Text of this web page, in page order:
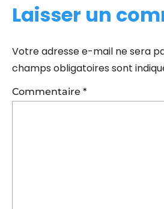
Laisser un
Votre adresse e-mail ne sera
champs obligatoires sont
Commentaire *